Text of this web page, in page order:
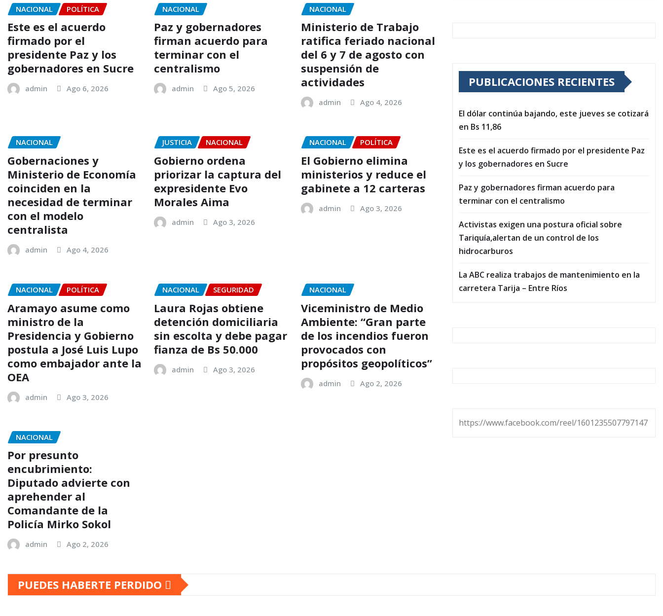
NACIONAL POLÍTICA
Este es el acuerdo
firmado por el
presidente Paz y los
gobernadores en Sucre
admin Ago 6, 2026
NACIONAL
Paz y gobernadores
firman acuerdo para
terminar con el
centralismo
admin Ago 5, 2026
NACIONAL
Ministerio de Trabajo
ratifica feriado nacional
del 6 y 7 de agosto con
suspensión de
actividades
admin Ago 4, 2026
NACIONAL
Gobernaciones y
Ministerio de Economía
coinciden en la
necesidad de terminar
con el modelo
centralista
admin Ago 4, 2026
JUSTICIA NACIONAL
Gobierno ordena
priorizar la captura del
expresidente Evo
Morales Aima
admin Ago 3, 2026
NACIONAL POLÍTICA
El Gobierno elimina
ministerios y reduce el
gabinete a 12 carteras
admin Ago 3, 2026
NACIONAL POLÍTICA
Aramayo asume como
ministro de la
Presidencia y Gobierno
postula a José Luis Lupo
como embajador ante la
OEA
admin Ago 3, 2026
NACIONAL SEGURIDAD
Laura Rojas obtiene
detención domiciliaria
sin escolta y debe pagar
fianza de Bs 50.000
admin Ago 3, 2026
NACIONAL
Viceministro de Medio
Ambiente: “Gran parte
de los incendios fueron
provocados con
propósitos geopolíticos”
admin Ago 2, 2026
NACIONAL
Por presunto
encubrimiento:
Diputado advierte con
aprehender al
Comandante de la
Policía Mirko Sokol
admin Ago 2, 2026
PUBLICACIONES RECIENTES
El dólar continúa bajando, este jueves se cotizará
en Bs 11,86
Este es el acuerdo firmado por el presidente Paz
y los gobernadores en Sucre
Paz y gobernadores firman acuerdo para
terminar con el centralismo
Activistas exigen una postura oficial sobre
Tariquía,alertan de un control de los
hidrocarburos
La ABC realiza trabajos de mantenimiento en la
carretera Tarija – Entre Ríos
https://www.facebook.com/reel/1601235507797147
PUEDES HABERTE PERDIDO